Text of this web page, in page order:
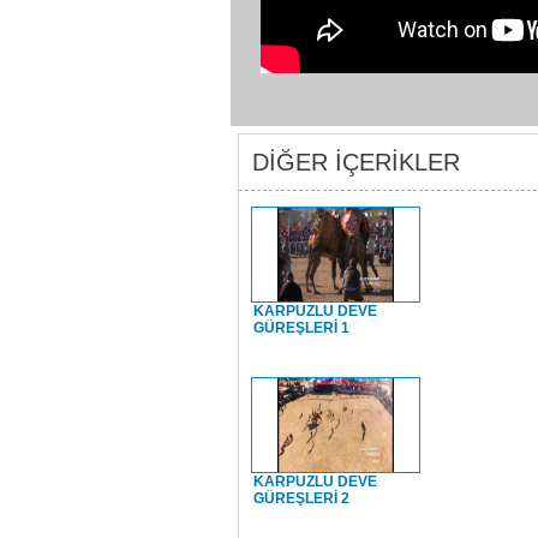
DİĞER İÇERİKLER
KARPUZLU DEVE
GÜREŞLERİ 1
KARPUZLU DEVE
GÜREŞLERİ 2